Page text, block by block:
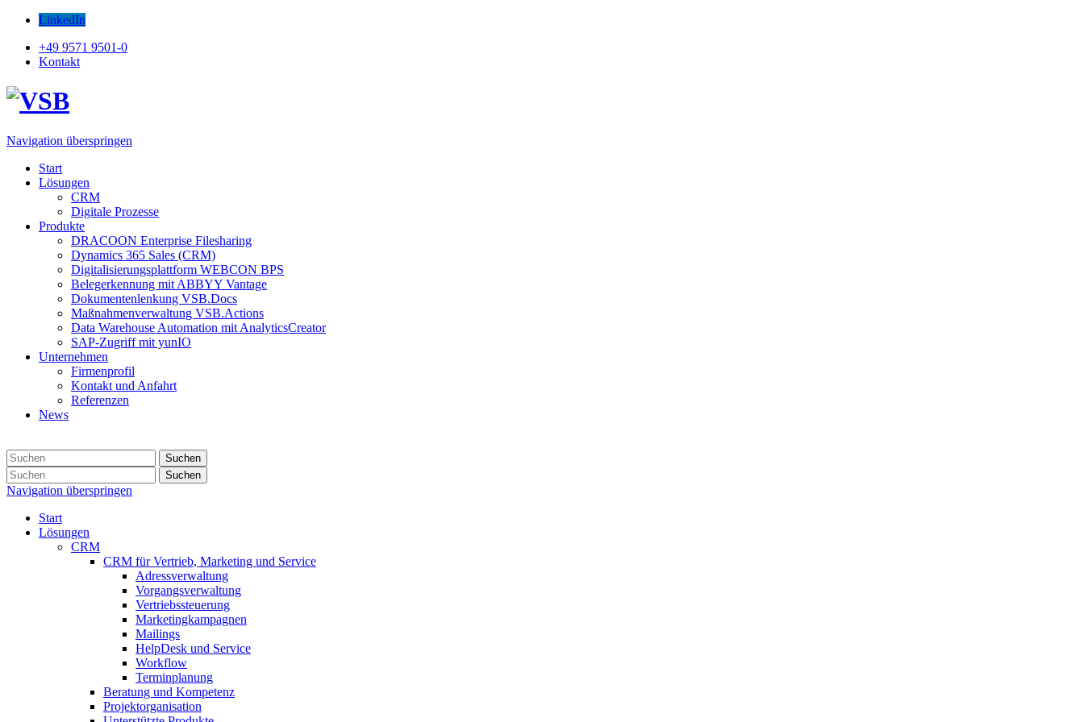
LinkedIn
+49 9571 9501-0
Kontakt
Navigation überspringen
Start
Lösungen
CRM
Digitale Prozesse
Produkte
DRACOON Enterprise Filesharing
Dynamics 365 Sales (CRM)
Digitalisierungsplattform WEBCON BPS
Belegerkennung mit ABBYY Vantage
Dokumentenlenkung VSB.Docs
Maßnahmenverwaltung VSB.Actions
Data Warehouse Automation mit AnalyticsCreator
SAP-Zugriff mit yunIO
Unternehmen
Firmenprofil
Kontakt und Anfahrt
Referenzen
News
Suchen
Suchen
Navigation überspringen
Start
Lösungen
CRM
CRM für Vertrieb, Marketing und Service
Adressverwaltung
Vorgangsverwaltung
Vertriebssteuerung
Marketingkampagnen
Mailings
HelpDesk und Service
Workflow
Terminplanung
Beratung und Kompetenz
Projektorganisation